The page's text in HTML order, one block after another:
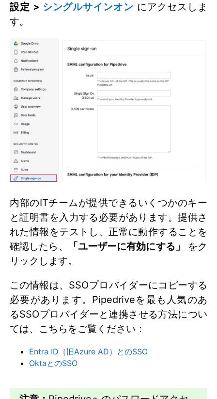
設定 > シングルサインオン にアクセスしま
す。
内部のITチームが提供できるいくつかのキー
と証明書を入力する必要があります。提供さ
れた情報をテストし、正常に動作することを
確認したら、
「ユーザーに有効にする」
をク
リックします。
この情報は、SSOプロバイダーにコピーする
必要があります。Pipedriveを最も人気のあ
るSSOプロバイダーと連携させる方法につい
ては、こちらをご覧ください：
Entra ID（旧Azure AD）とのSSO
OktaとのSSO